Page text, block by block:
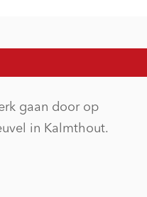
gaan door op
in Kalmthout.